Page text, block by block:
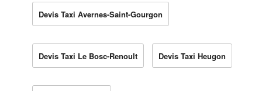
Devis Taxi Avernes-Saint-Gourgon
Devis Taxi Le Bosc-Renoult Devis Taxi Heugon